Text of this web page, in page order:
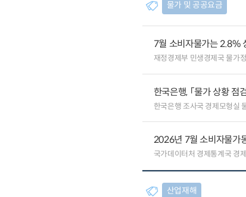
물가 및 공공요금
7월 소비자물가는 2.8%
재정경제부 민생경제국 물가
한국은행, 「물가 상황 점
한국은행 조사국 경제모형실
2026년 7월 소비자물가
국가데이터처 경제통계국 경
산업재해